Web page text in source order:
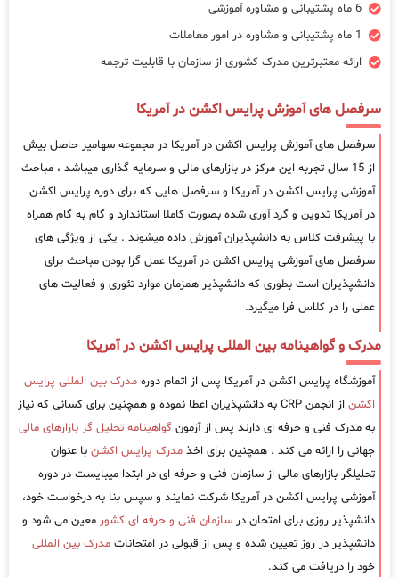
6 ماه پشتیبانی و مشاوره آموزشی
1 ماه پشتیبانی و مشاوره در امور معاملات
ارائه معتبرترین مدرک کشوری از سازمان با قابلیت ترجمه
سرفصل های آموزش پرایس اکشن در آمریکا
سرفصل های آموزش پرایس اکشن در آمریکا در مجموعه سهامیر حاصل بیش
از 15 سال تجربه این مرکز در بازارهای مالی و سرمایه گذاری میباشد ، مباحث
آموزشی پرایس اکشن در آمریکا و سرفصل هایی که برای دوره پرایس اکشن
در آمریکا تدوین و گرد آوری شده بصورت کاملا استاندارد و گام به گام همراه
با پیشرفت کلاس به دانشپذیران آموزش داده میشوند . یکی از ویژگی های
سرفصل های آموزشی پرایس اکشن در آمریکا عمل گرا بودن مباحث برای
دانشپذیران است بطوری که دانشپذیر همزمان موارد تئوری و فعالیت های
عملی را در کلاس فرا میگیرد.
مدرک و گواهینامه بین المللی پرایس اکشن در آمریکا
آموزشگاه پرایس اکشن در آمریکا پس از اتمام دوره مدرک بین المللی پرایس
اکشن
از انجمن CRP به دانشپذیران اعطا نموده و همچنین برای کسانی که نیاز
به مدرک فنی و حرفه ای دارند پس از آزمون گواهینامه تحلیل گر بازارهای مالی
جهانی را ارائه می کند . همچنین برای اخذ مدرک پرایس اکشن با عنوان
تحلیلگر بازارهای مالی از سازمان فنی و حرفه ای در ابتدا میبایست در دوره
آموزشی پرایس اکشن در آمریکا شرکت نمایند و سپس بنا به درخواست خود،
دانشپذیر روزی برای امتحان در سازمان فنی و حرفه ای کشور معین می شود و
دانشپذیر در روز تعیین شده و پس از قبولی در امتحانات مدرک بین المللی
خود را دریافت می کند.